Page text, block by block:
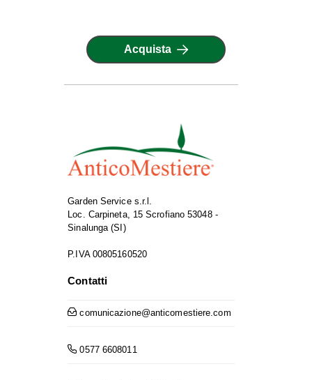
Acquista
Garden Service s.r.l.
Loc. Carpineta, 15 Scrofiano 53048 -
Sinalunga (SI)
P.IVA 00805160520
Contatti
comunicazione@anticomestiere.com
0577 6608011